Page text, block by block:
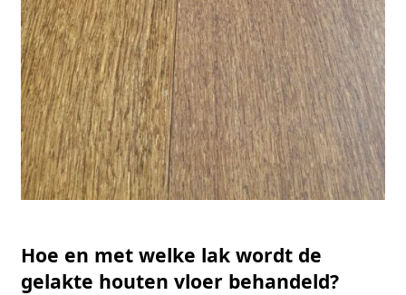
Hoe en met welke lak wordt de
gelakte houten vloer behandeld?